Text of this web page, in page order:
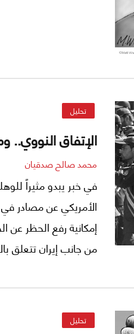
تحليل
الإتفاق النووي..
محمد صالح صدقيان
في خبر يبدو مثيراً
الأمريكي عن مصادر في
إمكانية رفع الحظر عن
من جانب إيران تتعلق
تحليل